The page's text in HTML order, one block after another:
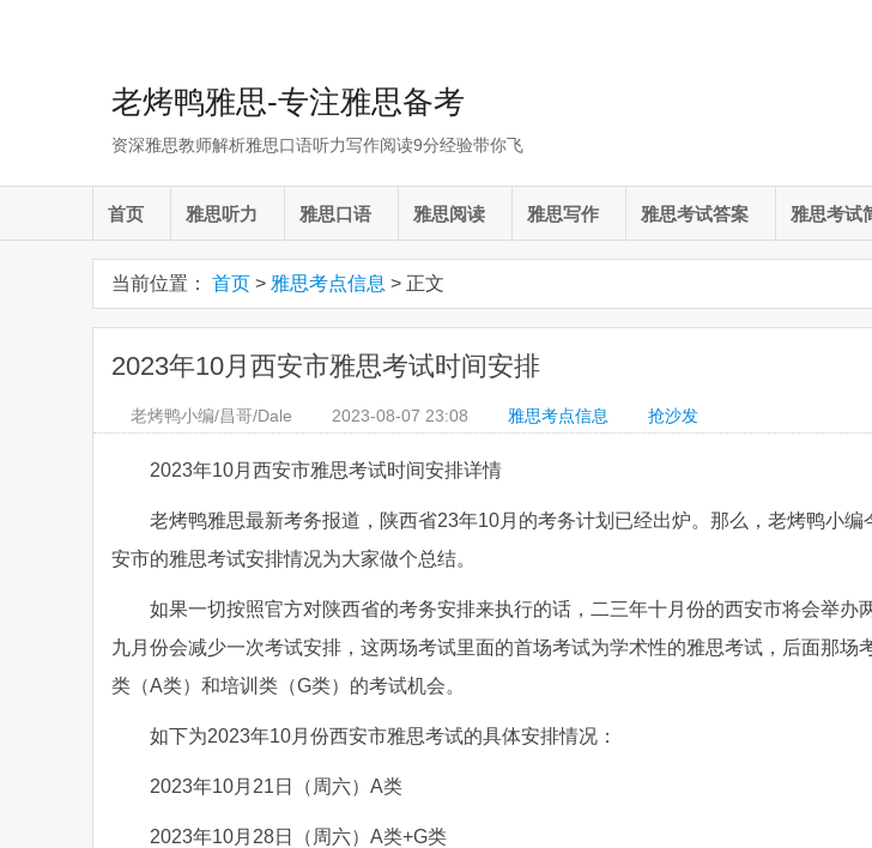
老烤鸭雅思-专注雅思备考
资深雅思教师解析雅思口语听力写作阅读9分经验带你飞
首页 雅思听力 雅思口语 雅思阅读 雅思写作 雅思考试答案 雅思考试
当前位置： 首页 > 雅思考点信息 > 正文
2023年10月西安市雅思考试时间安排
老烤鸭小编/昌哥/Dale 2023-08-07 23:08 雅思考点信息 抢沙发
2023年10月西安市雅思考试时间安排详情
老烤鸭雅思最新考务报道，陕西省23年10月的考务计划已经出炉。那么，老烤鸭小
安市的雅思考试安排情况为大家做个总结。
如果一切按照官方对陕西省的考务安排来执行的话，二三年十月份的西安市将会举办
九月份会减少一次考试安排，这两场考试里面的首场考试为学术性的雅思考试，后面那场
类（A类）和培训类（G类）的考试机会。
如下为2023年10月份西安市雅思考试的具体安排情况：
2023年10月21日（周六）A类
2023年10月28日（周六）A类+G类